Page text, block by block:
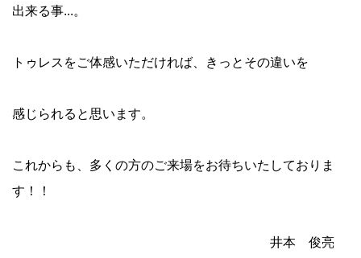
出来る事...。
トゥレスをご体感いただければ、きっとその違いを
感じられると思います。
これからも、多くの方のご来場をお待ちいたしておりま
す！！
井本 俊亮